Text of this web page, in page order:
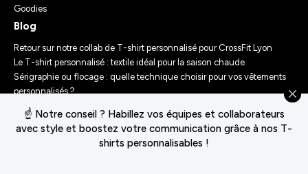
☝️ Notre conseil ? Habillez vos équipes et collaborateurs
avec style et boostez votre communication grâce à nos T-
shirts personnalisables !
Goodies
Blog
Retour sur notre collab de T-shirt personnalisé pour CrossFit Lyon
Le T-shirt personnalisé : textile idéal pour la saison chaude
Sérigraphie ou flocage : quelle technique choisir pour vos vêtements
personnalisés ?
Comment personnaliser des vêtements ? Nos conseils d’experts
Le Festival Chasseur d’Orage : Un Merch Sur-Mesure pour un
Événement Unique